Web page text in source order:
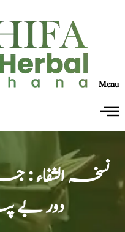
Menu
نسخہ الشفاء :
دور